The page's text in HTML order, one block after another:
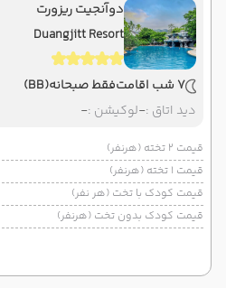
دوآنجیت ریزورت
Duangjitt Resort
7 شب اقامت فقط صبحانه(BB)
دید اتاق :-لوکیشن :-
قیمت 2 تخته (هرنفر)
قیمت 1 تخته (هرنفر)
قیمت کودک با تخت (هر نفر)
قیمت کودک بدون تخت (هرنفر)